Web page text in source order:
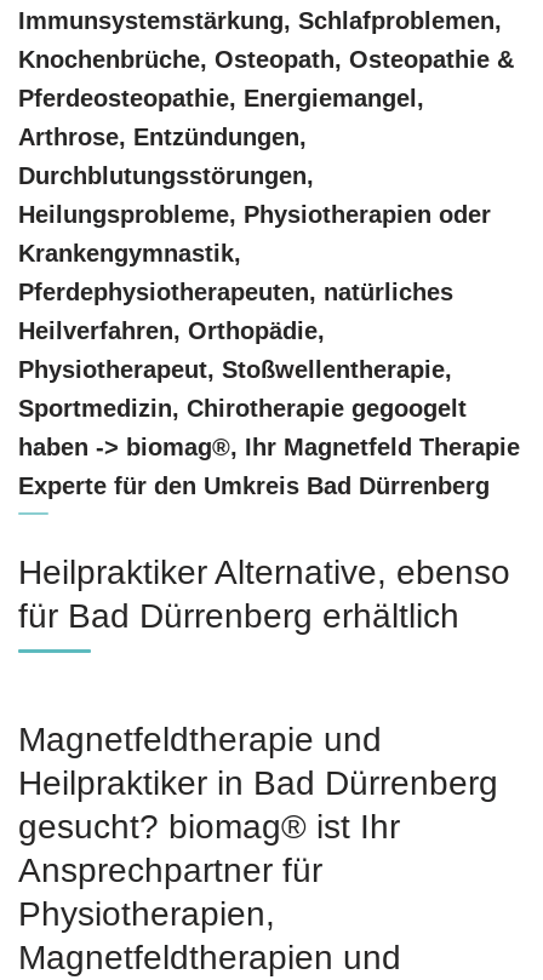
Immunsystemstärkung, Schlafproblemen,
Knochenbrüche, Osteopath, Osteopathie &
Pferdeosteopathie, Energiemangel,
Arthrose, Entzündungen,
Durchblutungsstörungen,
Heilungsprobleme, Physiotherapien oder
Krankengymnastik,
Pferdephysiotherapeuten, natürliches
Heilverfahren, Orthopädie,
Physiotherapeut, Stoßwellentherapie,
Sportmedizin, Chirotherapie gegoogelt
haben -> biomag®, Ihr Magnetfeld Therapie
Experte für den Umkreis Bad Dürrenberg
Heilpraktiker Alternative, ebenso
für Bad Dürrenberg erhältlich
Magnetfeldtherapie und
Heilpraktiker in Bad Dürrenberg
gesucht? biomag® ist Ihr
Ansprechpartner für
Physiotherapien,
Magnetfeldtherapien und